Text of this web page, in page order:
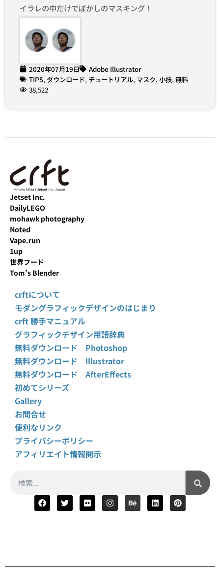
イラレの中だけでぼかしのマスキング！
2020年07月19日
Adobe Illustrator
TIPS, ダウンロード, チュートリアル, マスク, 小技, 無料
38,522
Jetset Inc.
DailyLEGO
mohawk photography
Noted
Vape.run
1up
世界フード
Tom’s Blender
crftについて
モダングラフィックデザインのはじまり
crft 勝手マニュアル
グラフィックデザイン用語辞典
無料ダウンロード Photoshop
無料ダウンロード Illustrator
無料ダウンロード AfterEffects
初めてシリーズ
Gallery
お問合せ
便利なリンク
プライバシーポリシー
アフィリエイト情報開示